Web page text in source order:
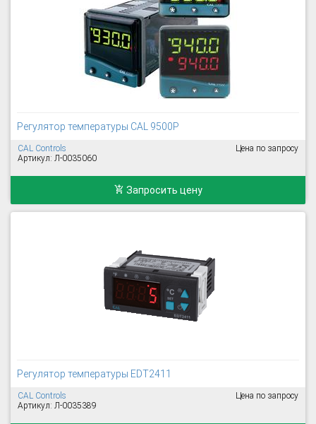
Регулятор температуры CAL 9500P
CAL Controls
Артикул: Л-0035060
Цена по запросу
Запросить цену
Регулятор температуры EDT2411
CAL Controls
Артикул: Л-0035389
Цена по запросу